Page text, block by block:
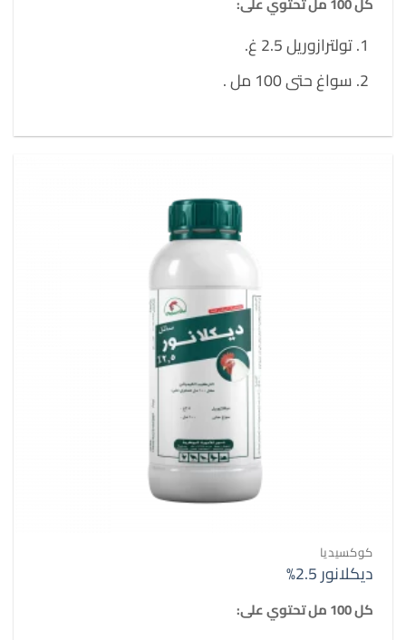
تولترازوريل 2.5 غ.
سواغ حتى 100 مل .
كوكسيديا
ديكلانور 2.5%
كل 100 مل تحتوي على: